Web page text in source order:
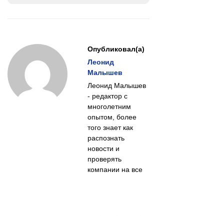
Опубликовал(а)
Леонид
Малышев
Леонид Малышев
- редактор с
многолетним
опытом, более
того знает как
распознать
новости и
проверять
компании на все